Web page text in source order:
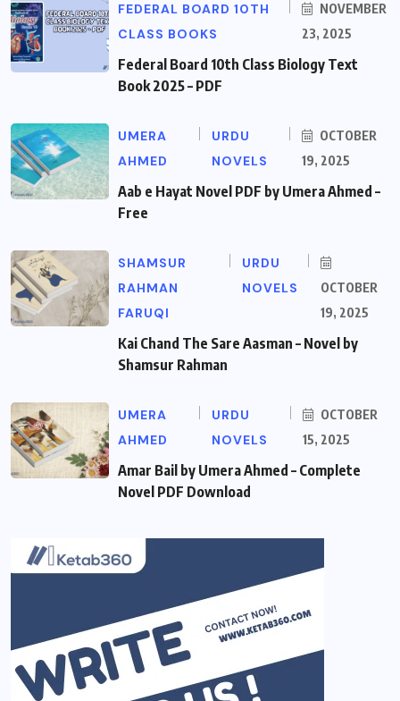
FEDERAL BOARD 10TH
CLASS BOOKS
NOVEMBER
23, 2025
Federal Board 10th Class Biology Text
Book 2025 – PDF
UMERA
AHMED
URDU
NOVELS
OCTOBER
19, 2025
Aab e Hayat Novel PDF by Umera Ahmed –
Free
SHAMSUR
RAHMAN
FARUQI
URDU
NOVELS
OCTOBER
19, 2025
Kai Chand The Sare Aasman – Novel by
Shamsur Rahman
UMERA
AHMED
URDU
NOVELS
OCTOBER
15, 2025
Amar Bail by Umera Ahmed – Complete
Novel PDF Download